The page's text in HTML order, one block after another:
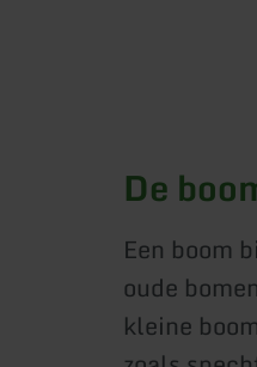
De
Een boom
oude
kleine